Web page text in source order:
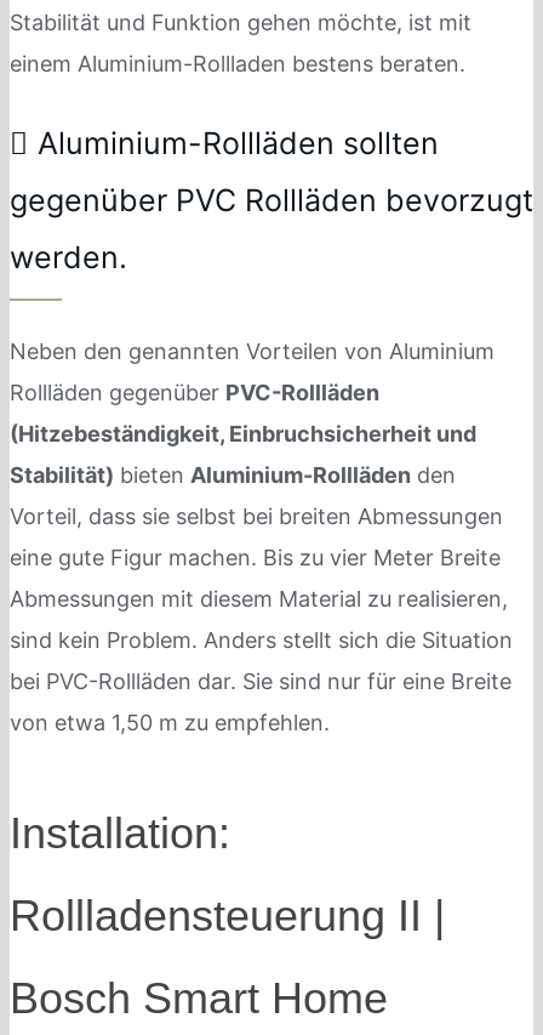
Stabilität und Funktion gehen möchte, ist mit
einem Aluminium-Rollladen bestens beraten.
Aluminium-Rollläden sollten
gegenüber PVC Rollläden bevorzugt
werden.
Neben den genannten Vorteilen von Aluminium
Rollläden gegenüber PVC-Rollläden
(Hitzebeständigkeit, Einbruchsicherheit und
Stabilität) bieten Aluminium-Rollläden den
Vorteil, dass sie selbst bei breiten Abmessungen
eine gute Figur machen. Bis zu vier Meter Breite
Abmessungen mit diesem Material zu realisieren,
sind kein Problem. Anders stellt sich die Situation
bei PVC-Rollläden dar. Sie sind nur für eine Breite
von etwa 1,50 m zu empfehlen.
Installation:
Rollladensteuerung II |
Bosch Smart Home